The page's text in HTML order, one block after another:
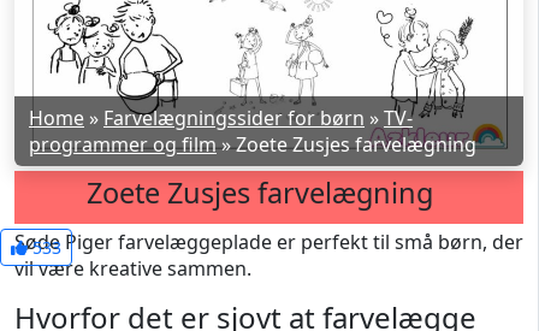
Home » Farvelægningssider for børn »TV-
programmer og film»Zoete Zusjes farvelægning
Zoete Zusjes farvelægning
533
Søde Piger farvelæggeplade er perfekt til små børn, der
vil være kreative sammen.
Hvorfor det er sjovt at farvelægge